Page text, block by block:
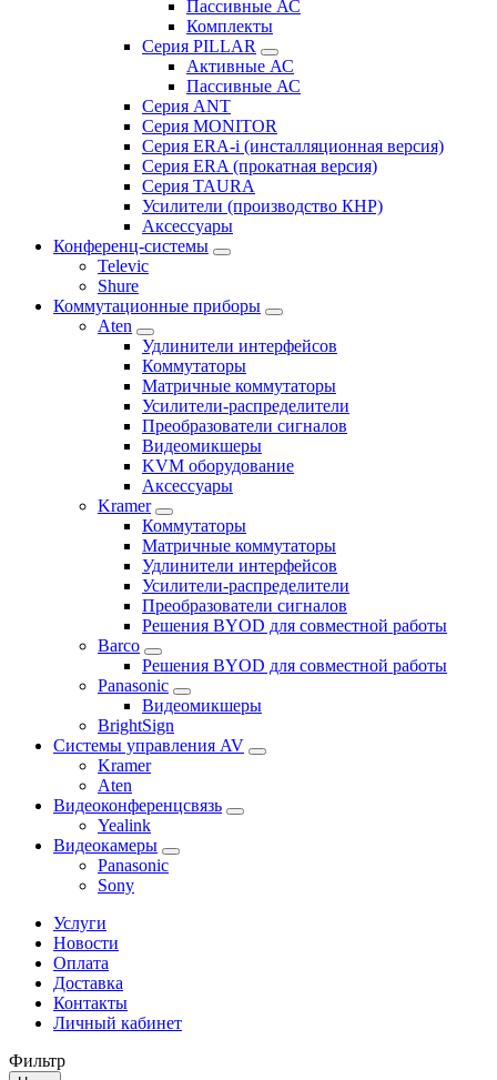
Пассивные АС
Комплекты
Серия PILLAR
Активные АС
Пассивные АС
Серия ANT
Серия MONITOR
Серия ERA-i (инсталляционная версия)
Серия ERA (прокатная версия)
Серия TAURA
Усилители (производство КНР)
Аксессуары
Конференц-системы
Televic
Shure
Коммутационные приборы
Aten
Удлинители интерфейсов
Коммутаторы
Матричные коммутаторы
Усилители-распределители
Преобразователи сигналов
Видеомикшеры
KVM оборудование
Аксессуары
Kramer
Коммутаторы
Матричные коммутаторы
Удлинители интерфейсов
Усилители-распределители
Преобразователи сигналов
Решения BYOD для совместной работы
Barco
Решения BYOD для совместной работы
Panasonic
Видеомикшеры
BrightSign
Системы управления AV
Kramer
Aten
Видеоконференцсвязь
Yealink
Видеокамеры
Panasonic
Sony
Услуги
Новости
Оплата
Доставка
Контакты
Личный кабинет
Фильтр